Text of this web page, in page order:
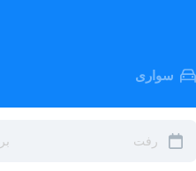
سواری